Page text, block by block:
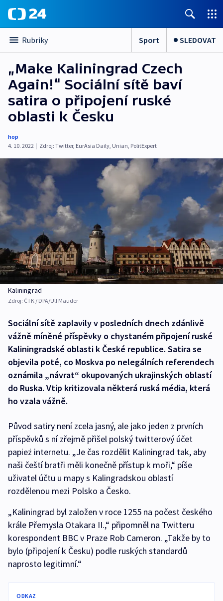
Rubriky Sport SLEDOVAT
„Make Kaliningrad Czech
Again!“ Sociální sítě baví
satira o připojení ruské
oblasti k Česku
hop
4. 10. 2022 | Zdroj: Twitter, EurAsia Daily, Unian, PolitExpert
Kaliningrad
Zdroj: ČTK / DPA/Ulf Mauder
Sociální sítě zaplavily v posledních dnech zdánlivě
vážně míněné příspěvky o chystaném připojení ruské
Kaliningradské oblasti k České republice. Satira se
objevila poté, co Moskva po nelegálních referendech
oznámila „návrat“ okupovaných ukrajinských oblastí
do Ruska. Vtip kritizovala některá ruská média, která
ho vzala vážně.
Původ satiry není zcela jasný, ale jako jeden z prvních
příspěvků s ní zřejmě přišel polský twitterový účet
papież internetu. „Je čas rozdělit Kaliningrad tak, aby
naši čeští bratři měli konečně přístup k moři,“ píše
uživatel účtu u mapy s Kalingradskou oblastí
rozdělenou mezi Polsko a Česko.
„Kaliningrad byl založen v roce 1255 na počest českého
krále Přemysla Otakara II.,“ připomněl na Twitteru
korespondent BBC v Praze Rob Cameron. „Takže by to
bylo (připojení k Česku) podle ruských standardů
naprosto legitimní.“
ODKAZ